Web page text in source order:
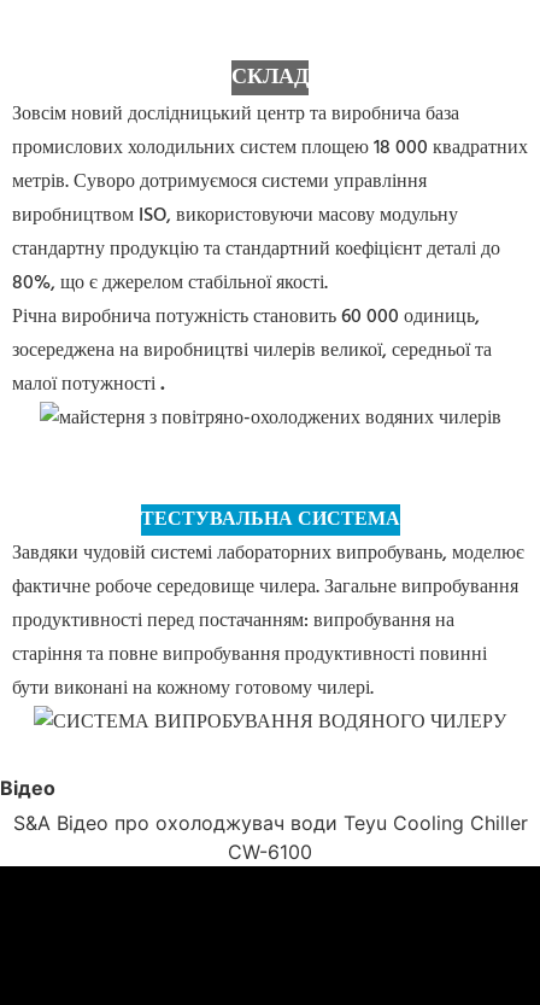
СКЛАД
Зовсім новий дослідницький центр та виробнича база
промислових холодильних систем площею 18 000 квадратних
метрів. Суворо дотримуємося системи управління
виробництвом ISO, використовуючи масову модульну
стандартну продукцію та стандартний коефіцієнт деталі до
80%, що є джерелом стабільної якості.
Річна виробнича потужність становить 60 000 одиниць,
зосереджена на виробництві чилерів великої, середньої та
малої потужності.
ТЕСТУВАЛЬНА СИСТЕМА
Завдяки чудовій системі лабораторних випробувань, моделює
фактичне робоче середовище чилера. Загальне випробування
продуктивності перед постачанням: випробування на
старіння та повне випробування продуктивності повинні
бути виконані на кожному готовому чилері.
Відео
S&A Відео про охолоджувач води Teyu Cooling Chiller
CW-6100